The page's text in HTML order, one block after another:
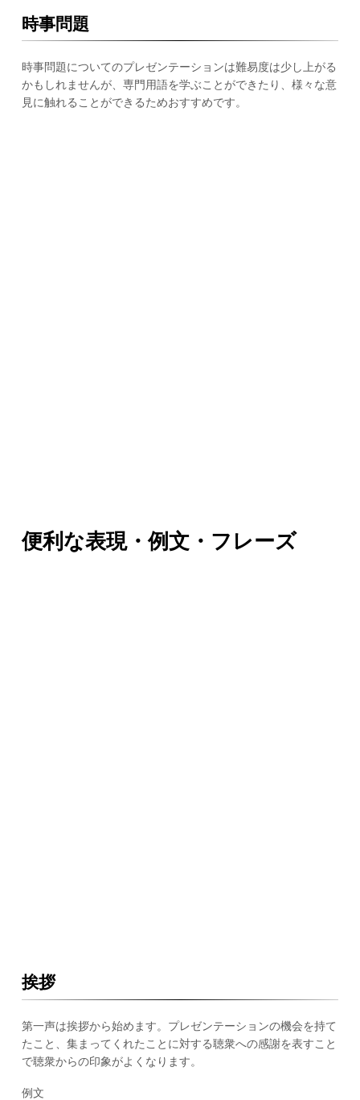
時事問題
時事問題についてのプレゼンテーションは難易度は少し上がる
かもしれませんが、専門用語を学ぶことができたり、様々な意
見に触れることができるためおすすめです。
便利な表現・例文・フレーズ
挨拶
第一声は挨拶から始めます。プレゼンテーションの機会を持て
たこと、集まってくれたことに対する聴衆への感謝を表すこと
で聴衆からの印象がよくなります。
例文